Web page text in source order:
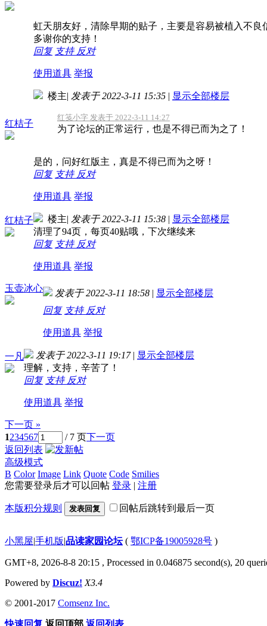
虹天朋友好，清除早期的贴子，主要是容易被植入不良
多谢你的支持！
回复 支持 反对
使用道具 举报
红桔子
楼主| 发表于 2022-3-11 15:35 | 显示全部楼层
红笺小字 发表于 2022-3-11 14:27
为了论坛的正常运行，也是不得已而为之了！
是的，问好红版主，真是不得已而为之呀！
回复 支持 反对
使用道具 举报
红桔子 楼主| 发表于 2022-3-11 15:38 | 显示全部楼层
清理了94页，每页40贴哦，下次继续来
回复 支持 反对
使用道具 举报
玉壶冰心 发表于 2022-3-11 18:58 | 显示全部楼层
回复 支持 反对
使用道具 举报
一凡 发表于 2022-3-11 19:17 | 显示全部楼层
理解，支持，辛苦了！
回复 支持 反对
使用道具 举报
下一页 »
1234567 / 7 页下一页
返回列表
高级模式
B Color Image Link Quote Code Smilies
您需要登录后才可以回帖 登录 | 注册
本版积分规则 发表回复 回帖后跳转到最后一页
小黑屋|手机版|品读家园论坛( 鄂ICP备19005928号 )
GMT+8, 2026-8-8 20:15 , Processed in 0.046875 second(s), 20
Powered by Discuz! X3.4
© 2001-2017 Comsenz Inc.
快速回复 返回顶部 返回列表